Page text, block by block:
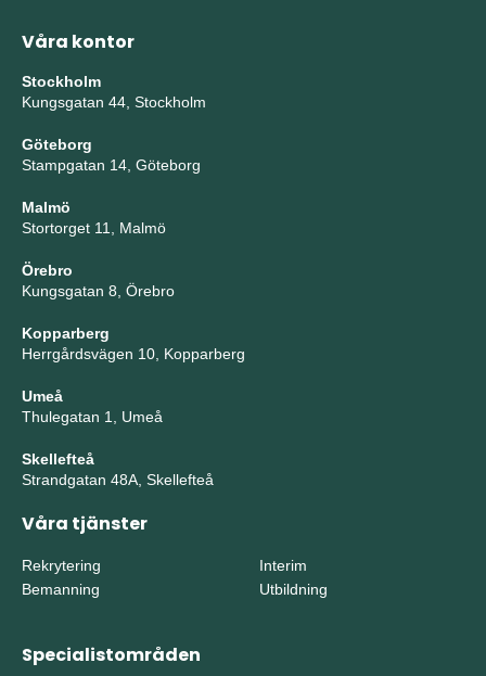
Våra kontor
Stockholm
Kungsgatan 44, Stockholm
Göteborg
Stampgatan 14, Göteborg
Malmö
Stortorget 11, Malmö
Örebro
Kungsgatan 8, Örebro
Kopparberg
Herrgårdsvägen 10, Kopparberg
Umeå
Thulegatan 1, Umeå
Skellefteå
Strandgatan 48A, Skellefteå
Våra tjänster
Rekrytering
Bemanning
Interim
Utbildning
Specialistområden